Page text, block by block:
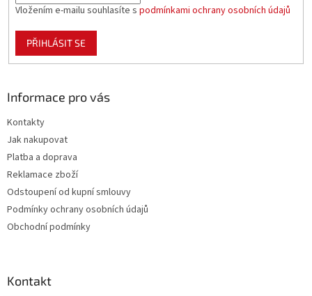
Vložením e-mailu souhlasíte s podmínkami ochrany osobních údajů
PŘIHLÁSIT SE
Informace pro vás
Kontakty
Jak nakupovat
Platba a doprava
Reklamace zboží
Odstoupení od kupní smlouvy
Podmínky ochrany osobních údajů
Obchodní podmínky
Kontakt